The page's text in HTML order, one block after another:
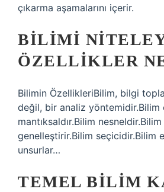
çıkarma aşamalarını içerir.
BILIMI
ÖZELLIKLER
Bilimin ÖzellikleriBilim, bilgi
değil, bir analiz yöntemidir.Bilim
mantıksaldır.Bilim
genelleştirir.Bilim seçicidir.Bilim
unsurlar…
TEMEL BILIM